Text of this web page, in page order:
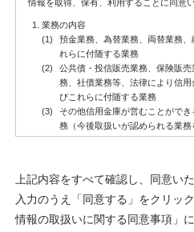
上記内容をすべて確認し、同意い
入力のうえ「同意する」をクリッ
情報の取扱いに関する同意事項」